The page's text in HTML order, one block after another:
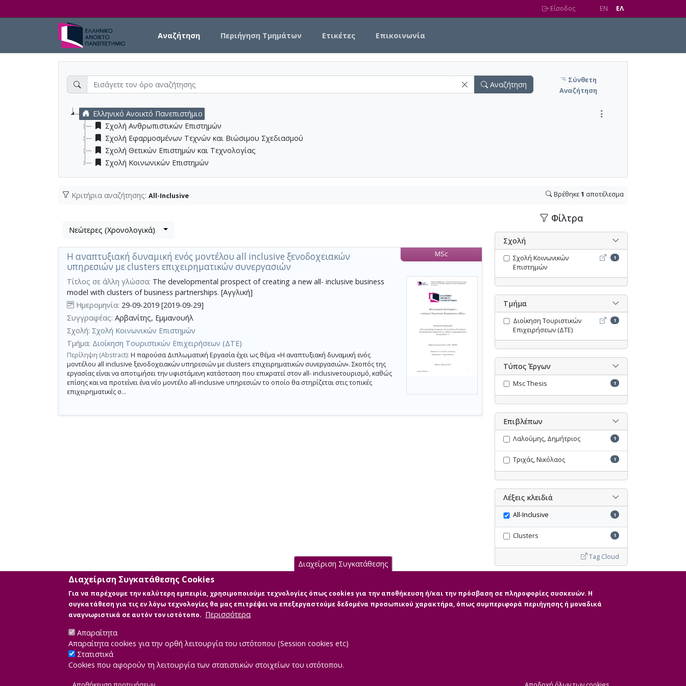
Είσοδος EN EΛ
Αναζήτηση Περιήγηση Τμημάτων Ετικέτες Επικοινωνία
Αναζήτηση
Σύνθετη
Αναζήτηση
Ελληνικό Ανοικτό Πανεπιστήμιο
Σχολή Ανθρωπιστικών Επιστημών
Σχολή Εφαρμοσμένων Τεχνών και Βιώσιμου Σχεδιασμού
Σχολή Θετικών Επιστημών και Τεχνολογίας
Σχολή Κοινωνικών Επιστημών
Κριτήρια αναζήτησης: All-Inclusive Βρέθηκε1 αποτέλεσμα
Βρέθηκε
αποτέλεσμα
,
σύνολο
σελίδων
1.
Εφαρμοζόμενα
κριτήρια
αναζήτησης:
All-
Inclusive
Ακύρωση
των
κριτηρίων
αναζήτησης
Περιορισμός
με
Λίστα
τα
αποτελέσματα
αναζήτησης:
Νεώτερες (Χρονολογικά)
Η αναπτυξιακή δυναμική ενός μοντέλου all inclusive ξενοδοχειακών
υπηρεσιών με clusters επιχειρηματικών συνεργασιών
MSc
Τίτλος σε άλλη γλώσσα: Τhe developmental prospect of creating a new all- inclusive business
model with clusters of business partnerships. [Αγγλική]
Ημερομηνία: 29-09-2019 [2019-09-29]
Συγγραφέας: Αρβανίτης, Εμμανουήλ
Σχολή: Σχολή Κοινωνικών Επιστημών
Τμήμα: Διοίκηση Τουριστικών Επιχειρήσεων (ΔΤΕ)
Περίληψη (Abstract): H παρούσα Διπλωματική Εργασία έχει ως θέμα «Η αναπτυξιακή δυναμική ενός
μοντέλου all inclusive ξενοδοχειακών υπηρεσιών με clusters επιχειρηματικών συνεργασιών». Σκοπός της
εργασίας είναι να αποτιμήσει την υφιστάμενη κατάσταση που επικρατεί στον all- inclusiveτουρισμό, καθώς
επίσης και να προτείνει ένα νέο μοντέλο all-inclusive υπηρεσιών το οποίο θα στηρίζεται στις τοπικές
επιχειρηματικές σ...
Φίλτρα
Σχολή
Σχολή Κοινωνικών
Επιστημών
Σχολή Κοινωνικών
1
Τμήμα
Διοίκηση Τουριστικών
Επιχειρήσεων (ΔΤΕ)
Διοίκηση Τουριστικών
1
Τύπος Έργων
Msc Thesis 1
Επιβλέπων
Λαλούμης, Δημήτριος 1
Τριχάς, Νικόλαος 1
Λέξεις κλειδιά
All-Inclusive 1
Clusters 1
Tag Cloud
Developed byINTEROPTICS|Powered byReasonableGraph.org
Διαχείριση Συγκατάθεσης
Διαχείριση Συγκατάθεσης Cookies
Για να παρέχουμε την καλύτερη εμπειρία, χρησιμοποιούμε τεχνολογίες όπως cookies για την αποθήκευση ή/και την πρόσβαση σε πληροφορίες συσκευών. Η
συγκατάθεση για τις εν λόγω τεχνολογίες θα μας επιτρέψει να επεξεργαστούμε δεδομένα προσωπικού χαρακτήρα, όπως συμπεριφορά περιήγησης ή μοναδικά
αναγνωριστικά σε αυτόν τον ιστότοπο. Περισσότερα
Απαραίτητα
Απαραίτητα cookies για την ορθή λειτουργία του ιστότοπου (Session cookies etc)
Στατιστικά
Cookies που αφορούν τη λειτουργία των στατιστικών στοιχείων του ιστότοπου.